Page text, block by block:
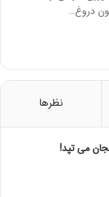
دروغ…
نظرها
می تپد!